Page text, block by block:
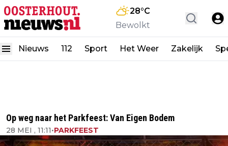
28°C
Bewolkt
Nieuws 112 Sport Het Weer Zakelijk
Op weg naar het Parkfeest: Van Eigen Bodem
28 MEI , 11:11•PARKFEEST